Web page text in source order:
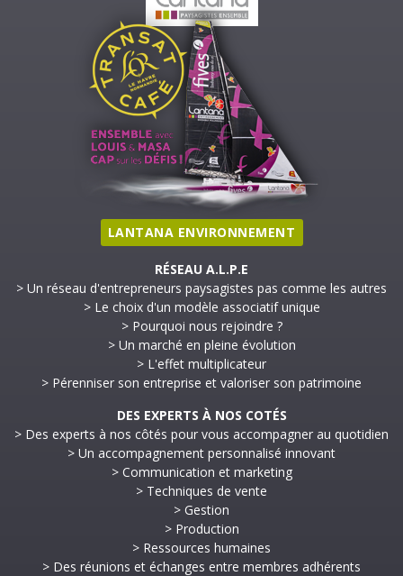
LANTANA ENVIRONNEMENT
RÉSEAU A.L.P.E
> Un réseau d'entrepreneurs paysagistes pas comme les autres
> Le choix d'un modèle associatif unique
> Pourquoi nous rejoindre ?
> Un marché en pleine évolution
> L'effet multiplicateur
> Pérenniser son entreprise et valoriser son patrimoine
DES EXPERTS À NOS COTÉS
> Des experts à nos côtés pour vous accompagner au quotidien
> Un accompagnement personnalisé innovant
> Communication et marketing
> Techniques de vente
> Gestion
> Production
> Ressources humaines
> Des réunions et échanges entre membres adhérents